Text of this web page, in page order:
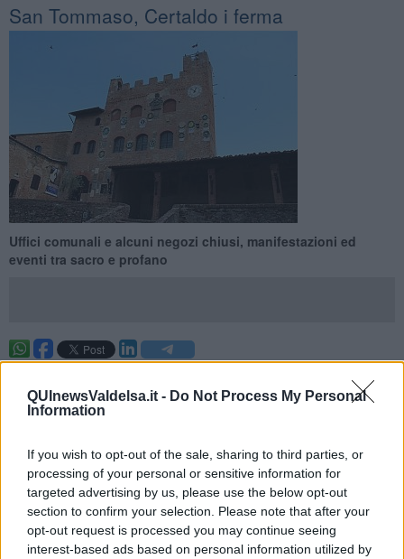
QUInewsValdelsa.it - Do Not Process My Personal
Information
If you wish to opt-out of the sale, sharing to third parties, or
processing of your personal or sensitive information for
targeted advertising by us, please use the below opt-out
section to confirm your selection. Please note that after your
opt-out request is processed you may continue seeing
interest-based ads based on personal information utilized by
San Tommaso, Certaldo i ferma
Uffici comunali e alcuni negozi chiusi, manifestazioni ed
eventi tra sacro e profano
luglio, in occasione della ricorrenza di San Tommaso Apostolo,
Santo Patrono di Certaldo, gli uffici comunali resteranno chiusi tutto
legislativo 267/2000, i seguenti servizi essenziali: servizio stato
civile (solo per redazione atti di morte) tel.0571/661206 fax 661227;
servizio cimiteriale tel.0571/661217; servizio pronto intervento
tel.0571/661255-661256; servizio polizia municipale tel.
0571/668547.
Per quanto riguarda invece le attività commerciali del territorio, il